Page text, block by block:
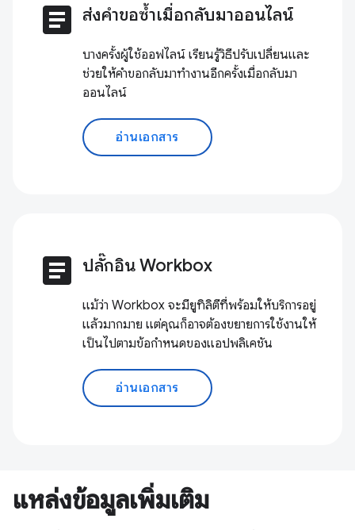
article ส่งคำขอซ้ำเมื่อกลับมาออนไลน์
บางครั้งผู้ใช้ออฟไลน์ เรียนรู้วิธีปรับเปลี่ยนและ
ช่วยให้คำขอกลับมาทำงานอีกครั้งเมื่อกลับมา
ออนไลน์
อ่านเอกสาร
article ปลั๊กอิน Workbox
แม้ว่า Workbox จะมียูทิลิตีที่พร้อมให้บริการอยู่
แล้วมากมาย แต่คุณก็อาจต้องขยายการใช้งานให้
เป็นไปตามข้อกำหนดของแอปพลิเคชัน
อ่านเอกสาร
แหล่งข้อมูลเพิ่มเติม